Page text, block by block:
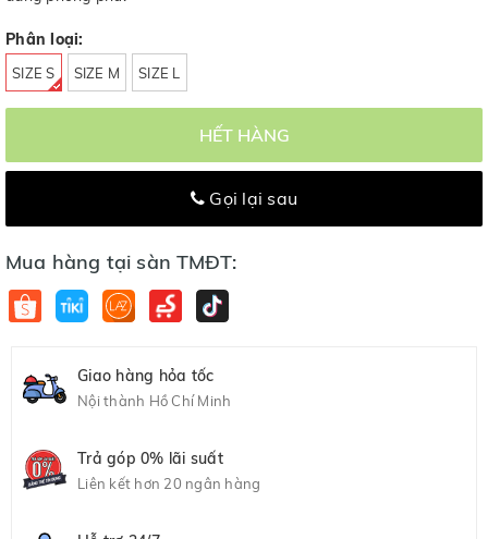
Phân loại:
SIZE S SIZE M SIZE L
HẾT HÀNG
Gọi lại sau
Mua hàng tại sàn TMĐT:
Giao hàng hỏa tốc
Nội thành Hồ Chí Minh
Trả góp 0% lãi suất
Liên kết hơn 20 ngân hàng